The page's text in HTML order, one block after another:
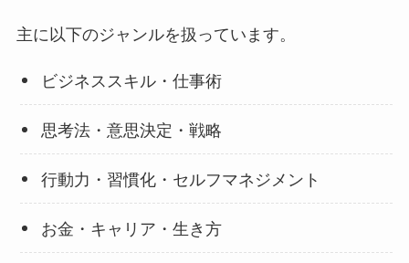
主に以下のジャンルを扱っています。
ビジネススキル・仕事術
思考法・意思決定・戦略
行動力・習慣化・セルフマネジメント
お金・キャリア・生き方